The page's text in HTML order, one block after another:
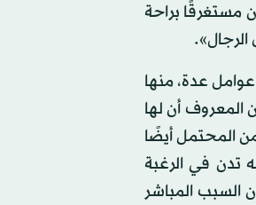
مستغرقًا براحة
عدة، منها
المعروف أن لها
المحتمل أيضًا
تدن في الرغبة
السبب المباشر